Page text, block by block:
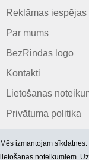
Reklāmas iespējas
Par mums
BezRindas logo
Kontakti
Lietošanas
Privātuma politika
Mēs izmantojam
lietošanas noteikumiem.